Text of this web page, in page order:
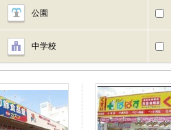
公園
中学校